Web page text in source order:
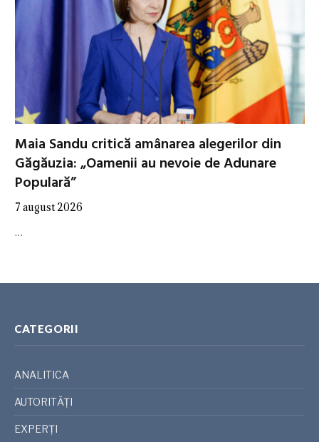
Maia Sandu critică amânarea alegerilor din
Găgăuzia: „Oamenii au nevoie de Adunare
Populară”
7 august 2026
…
CATEGORII
ANALITICA
AUTORITĂȚI
EXPERȚI